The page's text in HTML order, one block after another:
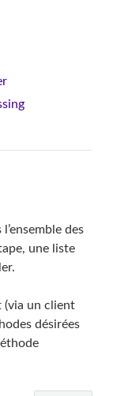
des
une liste
(via un client
désirées